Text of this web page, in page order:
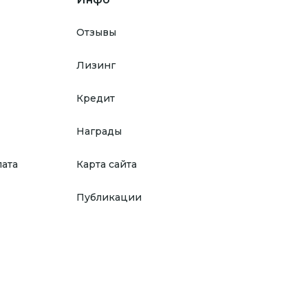
Отзывы
Лизинг
Кредит
Награды
Карта сайта
Публикации